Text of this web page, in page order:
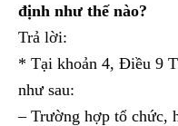
định như thế nào?
Trả lời:
* Tại khoản 4, Điều 9
như sau:
– Trường hợp tổ chức,